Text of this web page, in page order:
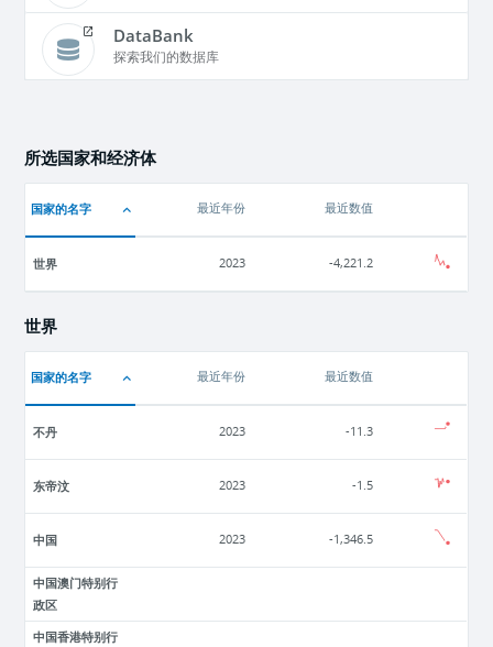
DataBank
探索我们的数据库
所选国家和经济体
国家的名字 最近年份 最近数值
世界 2023 -4,221.2
世界
国家的名字 最近年份 最近数值
不丹 2023 -11.3
东帝汶 2023 -1.5
中国 2023 -1,346.5
中国澳门特别行
政区
中国香港特别行